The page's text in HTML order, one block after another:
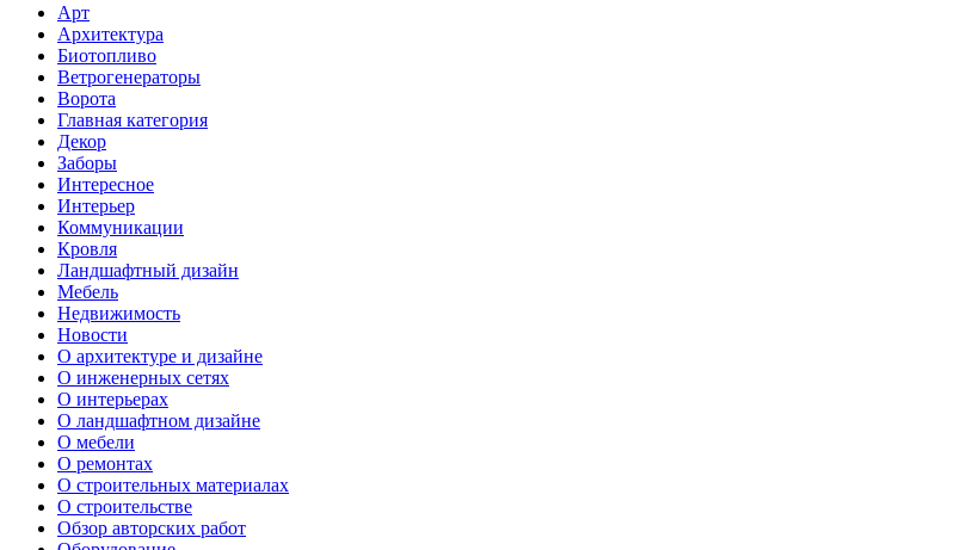
Арт
Архитектура
Биотопливо
Ветрогенераторы
Ворота
Главная категория
Декор
Заборы
Интересное
Интерьер
Коммуникации
Кровля
Ландшафтный дизайн
Мебель
Недвижимость
Новости
О архитектуре и дизайне
О инженерных сетях
О интерьерах
О ландшафтном дизайне
О мебели
О ремонтах
О строительных материалах
О строительстве
Обзор авторских работ